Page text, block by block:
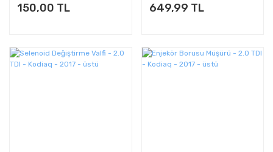
150,00 TL 649,99 TL